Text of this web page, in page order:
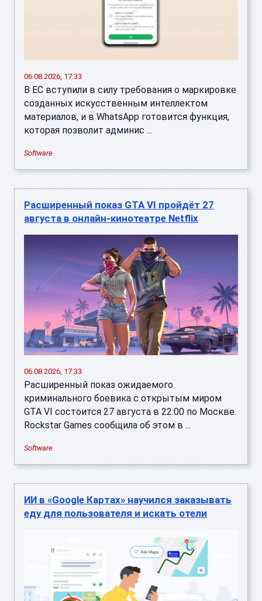
06.08.2026, 17:33
В ЕС вступили в силу требования о маркировке
созданных искусственным интеллектом
материалов, и в WhatsApp готовится функция,
которая позволит админис ...
Software
Расширенный показ GTA VI пройдёт 27
августа в онлайн-кинотеатре Netflix
06.08.2026, 17:33
Расширенный показ ожидаемого
криминального боевика с открытым миром
GTA VI состоится 27 августа в 22:00 по Москве.
Rockstar Games сообщила об этом в ...
Software
ИИ в «Google Картах» научился заказывать
еду для пользователя и искать отели